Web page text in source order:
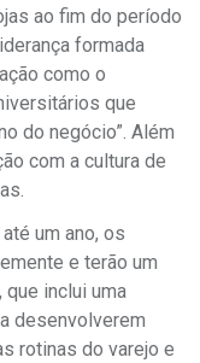
ao fim do período
formada
como o
que
do negócio”. Além
com a cultura de
um ano, os
e terão um
inclui uma
desenvolverem
rotinas do varejo e